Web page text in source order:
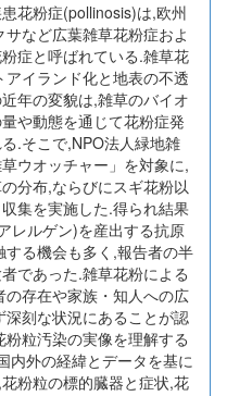
花粉症(pollinosis)は,欧州
など広葉雑草花粉症およ
症と呼ばれている.雑草花
イランド化と地表の不透
年の変貌は,雑草のバイオ
や動態を通じて花粉症発
.そこで,NPO法人緑地雑
ウオッチャー」を対象に,
分布,ならびにスギ花粉以
集を実施した.得られ結果
レルゲン)を産出する抗原
る機会も多く,報告者の半
であった.雑草花粉による
存在や家族・知人への広
刻な状況にあることが認
粒汚染の実像を理解する
内外の経緯とデータを基に
粉粒の標的臓器と症状,花